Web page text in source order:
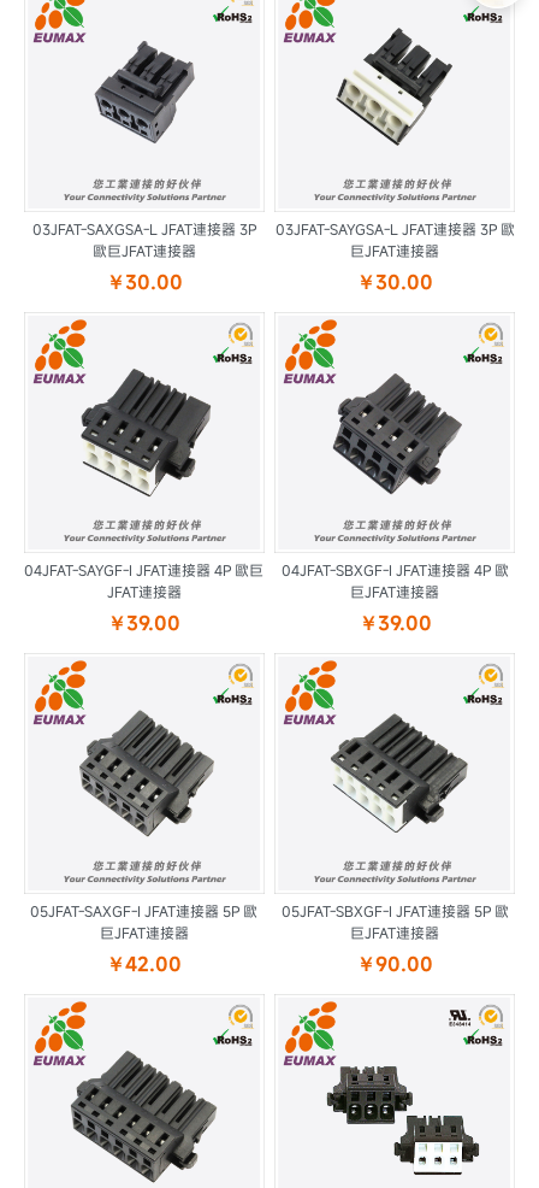
03JFAT-SAXGSA-L JFAT連接器 3P
歐巨JFAT連接器
￥30.00
03JFAT-SAYGSA-L JFAT連接器 3P 歐
巨JFAT連接器
￥30.00
04JFAT-SAYGF-I JFAT連接器 4P 歐巨
JFAT連接器
￥39.00
04JFAT-SBXGF-I JFAT連接器 4P 歐
巨JFAT連接器
￥39.00
05JFAT-SAXGF-I JFAT連接器 5P 歐
巨JFAT連接器
￥42.00
05JFAT-SBXGF-I JFAT連接器 5P 歐
巨JFAT連接器
￥90.00